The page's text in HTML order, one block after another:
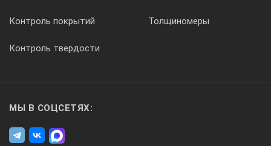
Контроль покрытий Толщиномеры
Контроль твердости
МЫ В СОЦСЕТЯХ: